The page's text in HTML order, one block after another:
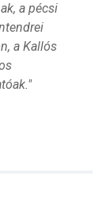
a pécsi
a Kallós